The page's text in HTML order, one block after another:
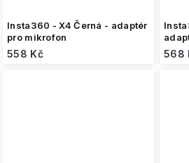
Insta360 - X4 Černá - adaptér
pro mikrofon
558 Kč 568